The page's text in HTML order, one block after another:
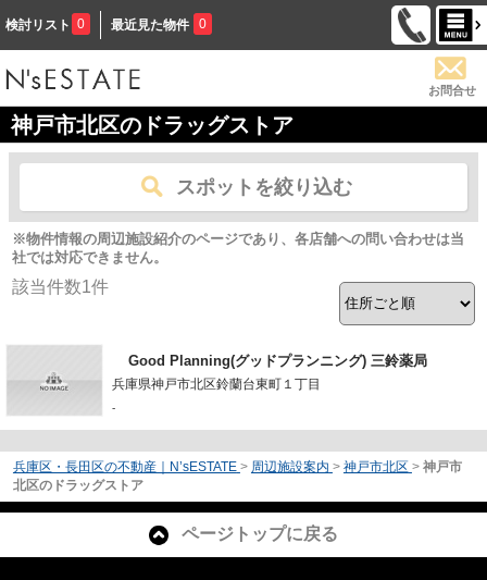
検討リスト 0 最近見た物件 0
お問合せ
神戸市北区のドラッグストア
スポットを絞り込む
※物件情報の周辺施設紹介のページであり、各店舗への問い合わせは当
社では対応できません。
該当件数1件
Good Planning(グッドプランニング) 三鈴薬局
兵庫県神戸市北区鈴蘭台東町１丁目
-
兵庫区・長田区の不動産｜N’sESTATE > 周辺施設案内 > 神戸市北区 > 神戸市
北区のドラッグストア
ページトップに戻る